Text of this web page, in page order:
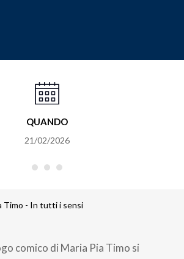
QUANDO
21/02/2026
Timo - In tutti i sensi
comico di Maria Pia Timo si